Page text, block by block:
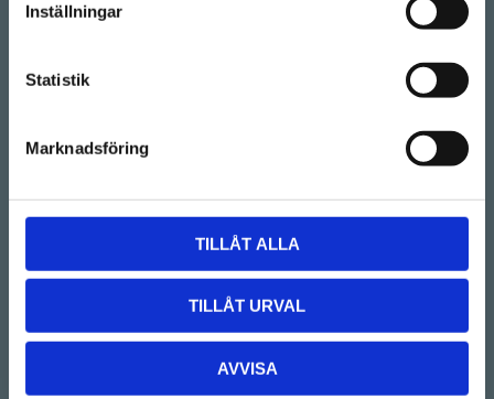
Inställningar
Statistik
Marknadsföring
TILLÅT ALLA
TILLÅT URVAL
AVVISA
Rörstrandsgatan 17, 113 41 Stockholm
Instagram.
Montageinstruktioner
Showroom by appointment